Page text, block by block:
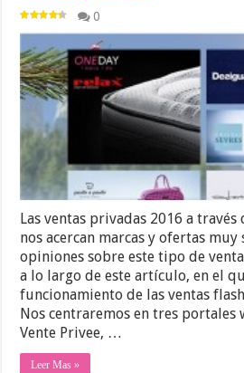
0
Las ventas privadas 2016 a
nos acercan marcas y ofertas muy
opiniones sobre este tipo de
a lo largo de este artículo, en el
funcionamiento de las ventas
Nos centraremos en tres portales
Vente Privee, …
Leer Mas »